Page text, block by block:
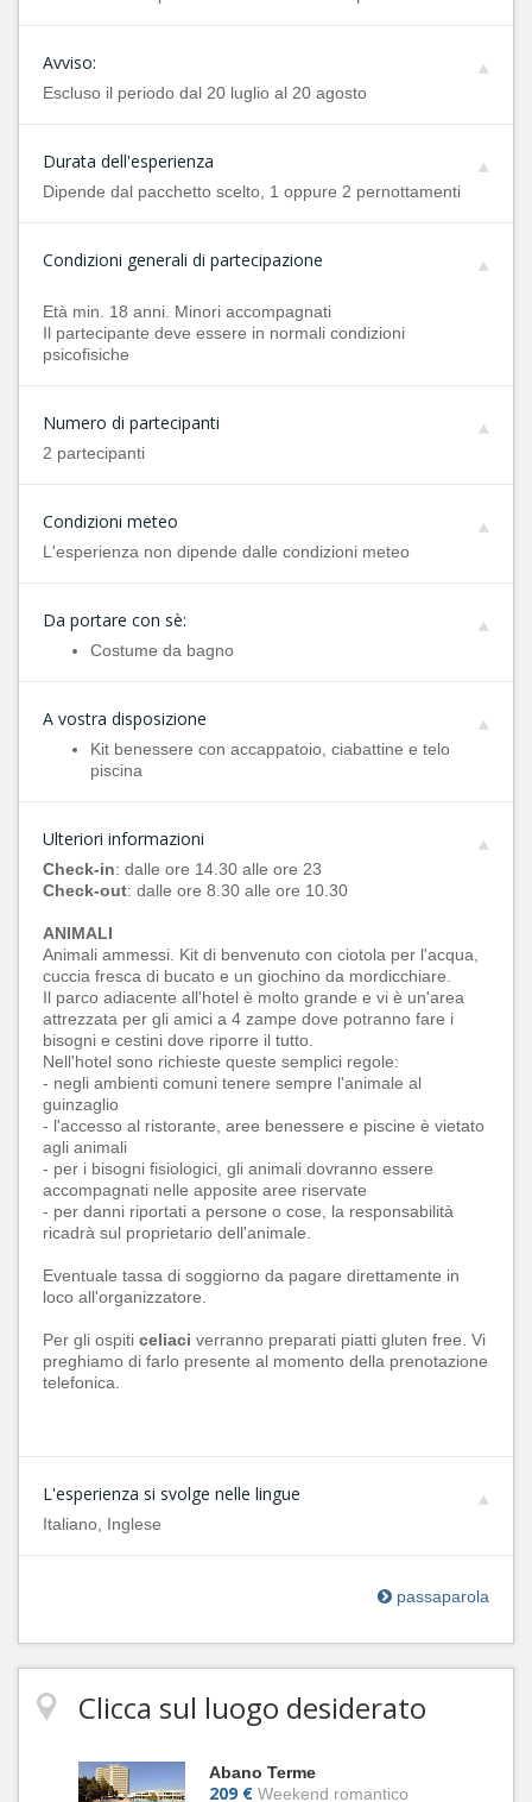
Avviso:
Escluso il periodo dal 20 luglio al 20 agosto
Durata dell'esperienza
Dipende dal pacchetto scelto, 1 oppure 2 pernottamenti
Condizioni generali di partecipazione
Età min. 18 anni. Minori accompagnati
Il partecipante deve essere in normali condizioni
psicofisiche
Numero di partecipanti
2 partecipanti
Condizioni meteo
L'esperienza non dipende dalle condizioni meteo
Da portare con sè:
Costume da bagno
A vostra disposizione
Kit benessere con accappatoio, ciabattine e telo
piscina
Ulteriori informazioni
Check-in: dalle ore 14.30 alle ore 23
Check-out: dalle ore 8.30 alle ore 10.30
ANIMALI
Animali ammessi. Kit di benvenuto con ciotola per l'acqua,
cuccia fresca di bucato e un giochino da mordicchiare.
Il parco adiacente all'hotel è molto grande e vi è un'area
attrezzata per gli amici a 4 zampe dove potranno fare i
bisogni e cestini dove riporre il tutto.
Nell'hotel sono richieste queste semplici regole:
- negli ambienti comuni tenere sempre l'animale al
guinzaglio
- l'accesso al ristorante, aree benessere e piscine è vietato
agli animali
- per i bisogni fisiologici, gli animali dovranno essere
accompagnati nelle apposite aree riservate
- per danni riportati a persone o cose, la responsabilità
ricadrà sul proprietario dell'animale.
Eventuale tassa di soggiorno da pagare direttamente in
loco all'organizzatore.
Per gli ospiti celiaci verranno preparati piatti gluten free. Vi
preghiamo di farlo presente al momento della prenotazione
telefonica.
L'esperienza si svolge nelle lingue
Italiano, Inglese
passaparola
Clicca sul luogo desiderato
Abano Terme
209 € Weekend romantico